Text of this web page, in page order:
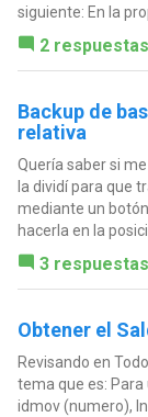
siguiente: En la
2 respuestas
Backup de
relativa
Quería saber si
la dividí para que
mediante un
hacerla en la
3 respuestas
Obtener el
Revisando en
tema que es:
idmov (numero),